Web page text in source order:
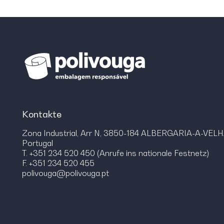
Kontakte
Zona Industrial, Arr N, 3850-184 ALBERGARIA-A-
Portugal
T. +351 234 520 450 (Anrufe ins nationale Festnetz)
F. +351 234 520 455
polivouga@polivouga.pt